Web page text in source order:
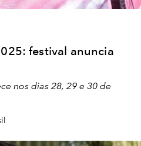
festival anuncia
nos dias 28, 29 e 30 de